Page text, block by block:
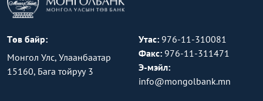
Төв байр:
Монгол Улс, Улаанбаатар
15160, Бага тойруу 3
Утас: 976-11-310081
Факс: 976-11-311471
Э-мэйл:
info@mongolbank.mn